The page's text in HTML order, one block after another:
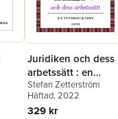
Juridiken och dess
arbetssätt : en
introduktion
Stefan Zetterström
Häftad, 2022
329 kr